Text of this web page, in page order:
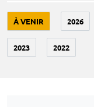
À VENIR 2026
2023 2022